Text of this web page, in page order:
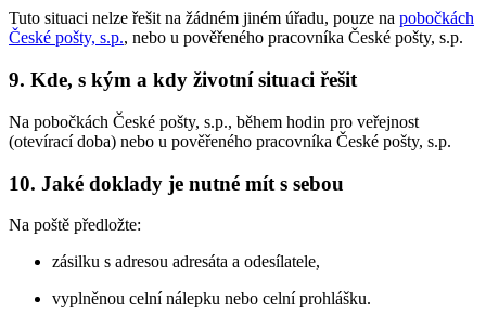
Tuto situaci nelze řešit na žádném jiném úřadu, pouze na pobočkách
České pošty, s.p., nebo u pověřeného pracovníka České pošty, s.p.
9. Kde, s kým a kdy životní situaci řešit
Na pobočkách České pošty, s.p., během hodin pro veřejnost
(otevírací doba) nebo u pověřeného pracovníka České pošty, s.p.
10. Jaké doklady je nutné mít s sebou
Na poště předložte:
zásilku s adresou adresáta a odesílatele,
vyplněnou celní nálepku nebo celní prohlášku.